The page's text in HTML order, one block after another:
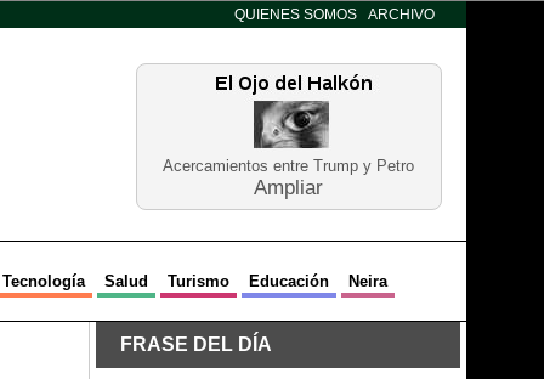
QUIENES SOMOS ARCHIVO
Acercamientos entre Trump y Petro
Ampliar
Tecnología Salud Turismo Educación Neira
FRASE DEL DÍA